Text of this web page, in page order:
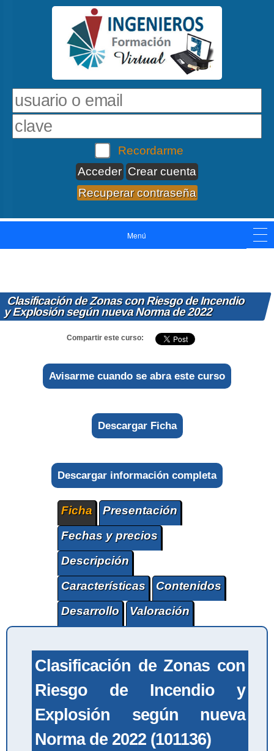
Recordarme
Crear cuenta
Recuperar contraseña
Menú
Clasificación de Zonas con Riesgo de Incendio
y Explosión según nueva Norma de 2022
Compartir este curso:
Avisarme cuando se abra este curso
Descargar Ficha
Descargar información completa
Ficha
Presentación
Fechas y precios
Descripción
Características
Contenidos
Desarrollo
Valoración
Clasificación de Zonas con
Riesgo de Incendio y
Explosión según nueva
Norma de 2022 (101136)